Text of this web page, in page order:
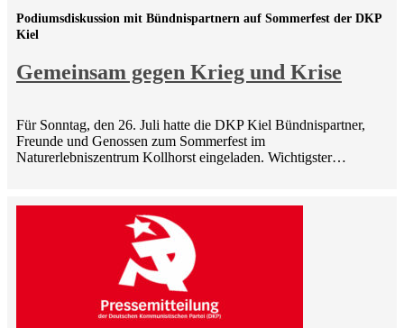
Gemeinsam gegen Krieg und Krise
Podiumsdiskussion mit Bündnispartnern auf Sommerfest der DKP
Kiel
Für Sonntag, den 26. Juli hatte die DKP Kiel Bündnispartner,
Freunde und Genossen zum Sommerfest im
Naturerlebniszentrum Kollhorst eingeladen. Wichtigster…